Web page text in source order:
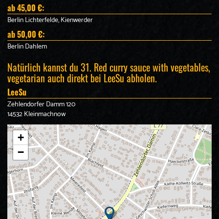
ab 45,00 €:
Berlin Lichterfelde, Kienwerder
ab 50,00 €:
Berlin Dahlem
Natürlich kannst du 31. Red curry sauce with vegetables,
vegetarian auch direkt bei LeeSu abholen.
LeeSu
Zehlendorfer Damm 120
14532 Kleinmachnow
+
−